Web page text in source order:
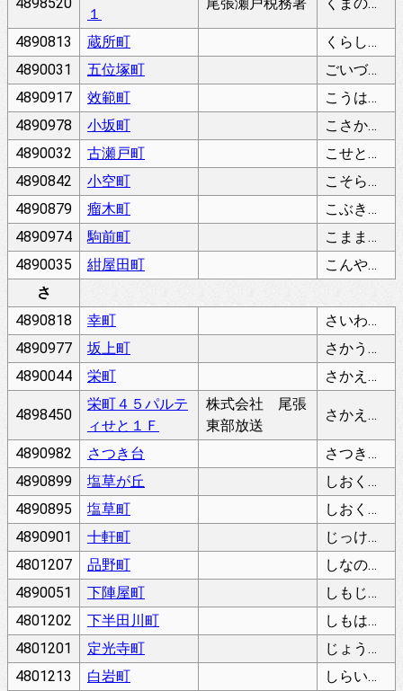
１
4890813 蔵所町
くらしょちょう
4890031
五位塚町
ごいづかちょう
4890917
效範町
こうはんちょう
4890978
小坂町
こさかちょう
4890032
古瀬戸町
こせとちょう
4890842
小空町
こそらちょう
4890879
瘤木町
こぶきちょう
4890974
駒前町
こままえちょう
4890035
紺屋田町
こんやだちょう
さ
4890818
幸町
さいわいちょう
4890977
坂上町
さかうえちょう
4890044
栄町 さかえまち
4898450
栄町４５パルテ
ィせと１Ｆ
株式会社 尾張
東部放送
さかえまち
4890982 さつき台
さつきだい
4890899
塩草が丘
しおくさがおか
4890895
塩草町
しおくさちょう
4890901
十軒町
じっけんちょう
4801207
品野町
しなのちょう
4890051
下陣屋町
しもじんやちょう
4801202
下半田川町
しもはだがわちょう
4801201
定光寺町
じょうこうじちょう
4801213
白岩町
しらいわちょう